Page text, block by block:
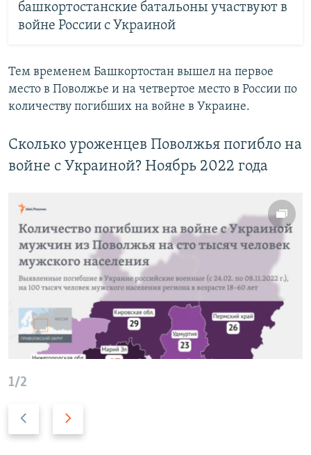
башкортостанские батальоны участвуют в
войне России с Украиной
Тем временем Башкортостан вышел на первое
место в Поволжье и на четвертое место в России по
количеству погибших на войне в Украине.
Сколько уроженцев Поволжья погибло на
войне с Украиной? Ноябрь 2022 года
1/2